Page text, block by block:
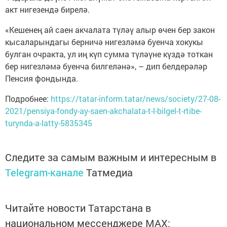
акт нигезендә бирелә.
«Кешенең ай саен акчалата түләү алыр өчен бер закон
кысаларындагы берничә нигезләмә буенча хокукы
булган очракта, ул иң күп сумма түләүне күздә тоткан
бер нигезләмә буенча билгеләнә», – дип белдерәләр
Пенсия фондында.
Подробнее: https://tatar-inform.tatar/news/society/27-08-
2021/pensiya-fondy-ay-saen-akchalata-t-l-bilgel-t-rtibe-
turynda-a-latty-5835345
Следите за самым важным и интересным в
Telegram-канале Татмедиа
Читайте новости Татарстана в
национальном мессенджере MАХ: